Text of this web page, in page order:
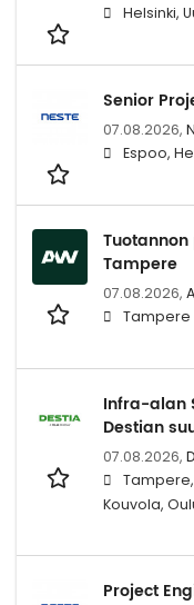
Helsinki,
Senior
07.08.2026,
Espoo,
Tampere
07.08.2026,
Tampere
Infra-alan
Destian
07.08.2026,
Tampere,
Kouvola,
Project